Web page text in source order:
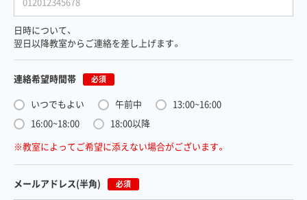
日時について、
翌日以降教室からご連絡を差し上げます。
連絡希望時間帯 必須
いつでもよい 午前中
13:00~16:00
16:00~18:00
18:00以降
※教室によってご希望に添えない場合がございます。
メールアドレス(半角) 必須